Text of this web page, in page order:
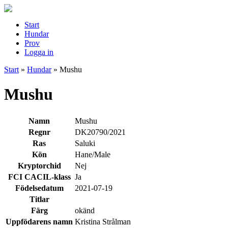
Start
Hundar
Prov
Logga in
Start » Hundar» Mushu
Mushu
Namn
Mushu
Regnr
DK20790/2021
Ras
Saluki
Kön
Hane/Male
Kryptorchid
Nej
FCI CACIL-klass Ja
Födelsedatum
2021-07-19
Titlar
Färg
okänd
Uppfödarens namn Kristina Strålman